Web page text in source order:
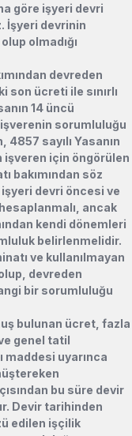
göre işyeri devri
İşyeri devrinin
olmadığı
devreden
ücreti ile sınırlı
14 üncü
sorumluluğu
sayılı Yasanın
işveren için öngörülen
bakımından söz
işyeri devri öncesi ve
ancak
kendi dönemleri
belirlenmelidir.
ve kullanılmayan
devreden
bir sorumluluğu
bulunan ücret, fazla
genel tatil
maddesi uyarınca
bu süre devir
Devir tarihinden
edilen işçilik